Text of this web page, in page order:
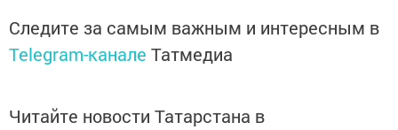
Следите за самым важным и интересным в
Telegram-канале Татмедиа
Читайте новости Татарстана в